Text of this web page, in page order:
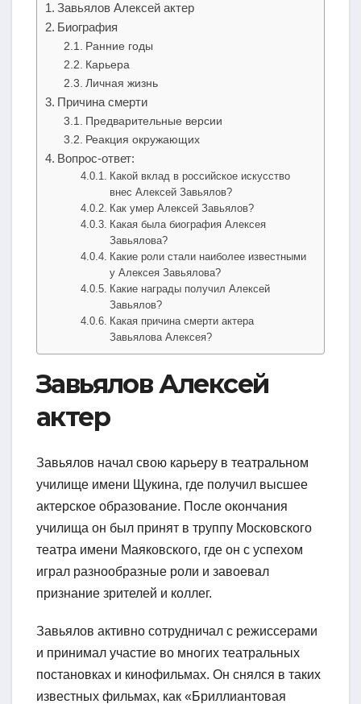
Завьялов Алексей актер
Биография
Ранние годы
Карьера
Личная жизнь
Причина смерти
Предварительные версии
Реакция окружающих
Вопрос-ответ:
Какой вклад в российское искусство
внес Алексей Завьялов?
Как умер Алексей Завьялов?
Какая была биография Алексея
Завьялова?
Какие роли стали наиболее известными
у Алексея Завьялова?
Какие награды получил Алексей
Завьялов?
Какая причина смерти актера
Завьялова Алексея?
Завьялов Алексей
актер
Завьялов начал свою карьеру в театральном
училище имени Щукина, где получил высшее
актерское образование. После окончания
училища он был принят в труппу Московского
театра имени Маяковского, где он с успехом
играл разнообразные роли и завоевал
признание зрителей и коллег.
Завьялов активно сотрудничал с режиссерами
и принимал участие во многих театральных
постановках и кинофильмах. Он снялся в таких
известных фильмах, как «Бриллиантовая